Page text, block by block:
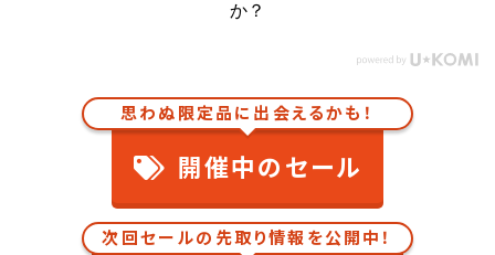
か？
思わぬ限定品に出会えるかも！
開催中のセール
次回セールの先取り情報を公開中！